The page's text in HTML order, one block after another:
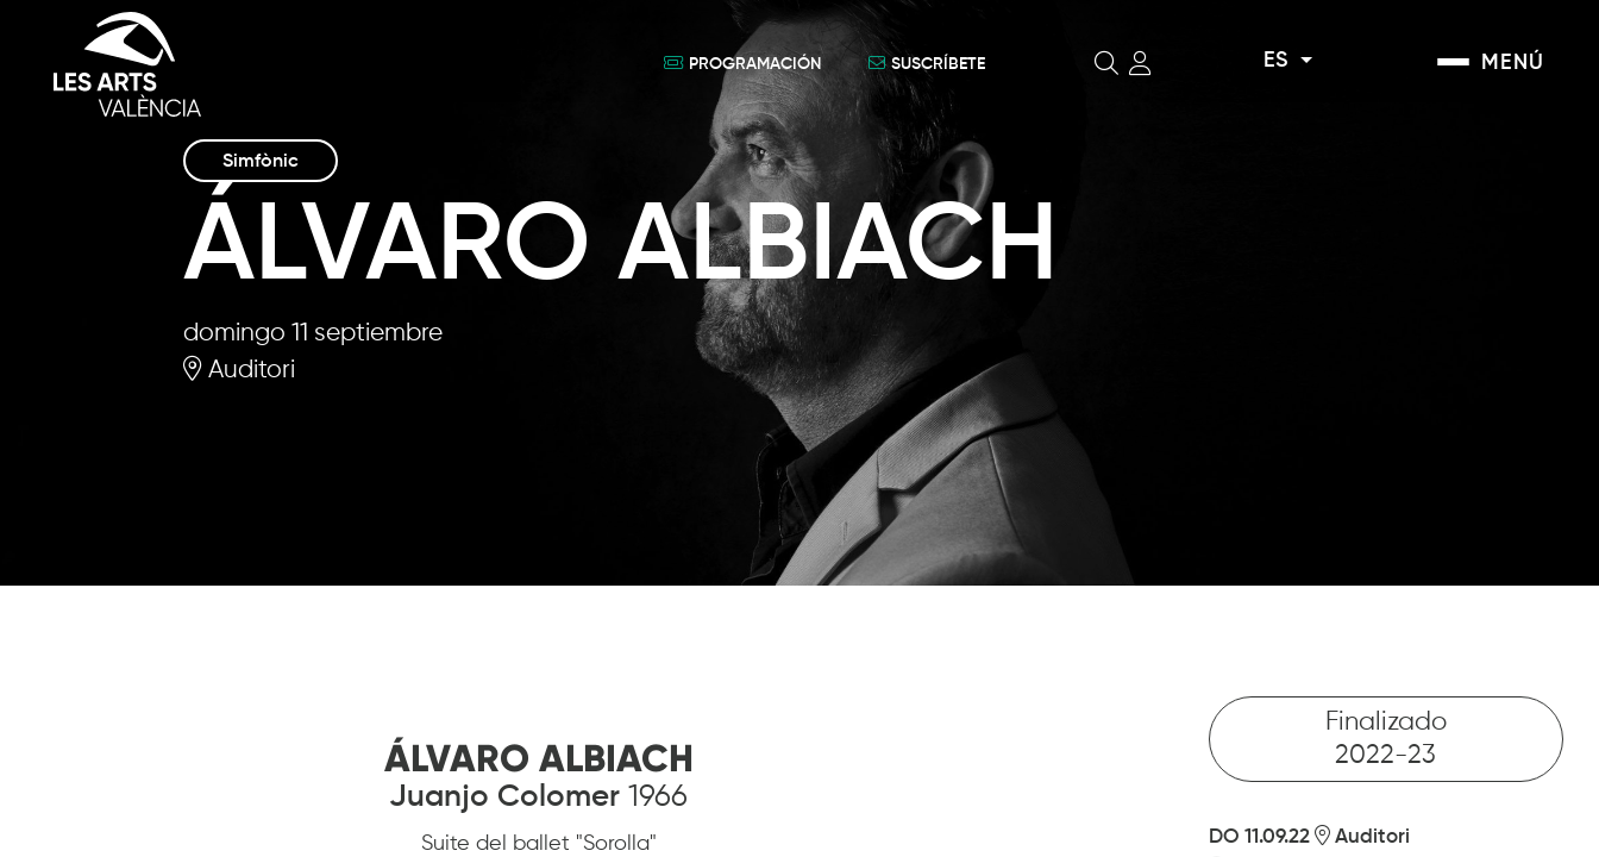
MENÚ
ES
SUSCRÍBETE
PROGRAMACIÓN
Simfònic
ÁLVARO ALBIACH
domingo 11 septiembre
Auditori
Finalizado
2022-23
DO 11.09.22
Auditori
ÁLVARO ALBIACH
Juanjo Colomer1966
Suite del ballet "Sorolla"